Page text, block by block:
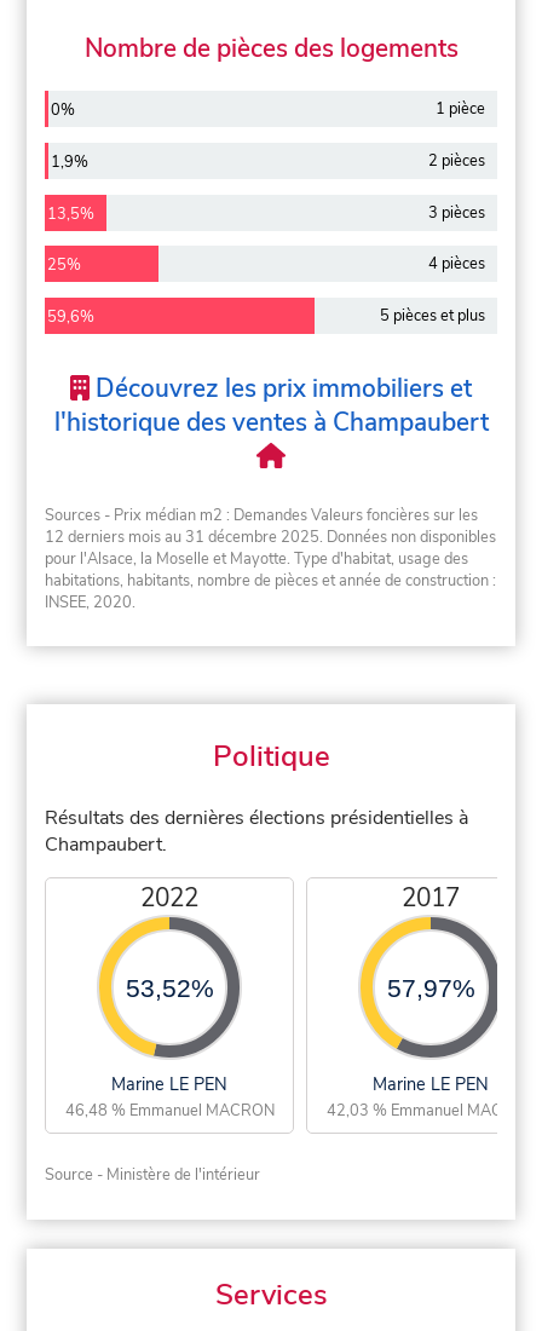
Nombre de pièces des logements
0% 1 pièce
1,9% 2 pièces
13,5% 3 pièces
25% 4 pièces
59,6% 5 pièces et plus
Découvrez les prix immobiliers et
l'historique des ventes à Champaubert
Sources - Prix médian m2 : Demandes Valeurs foncières sur les
12 derniers mois au 31 décembre 2025. Données non disponibles
pour l'Alsace, la Moselle et Mayotte. Type d'habitat, usage des
habitations, habitants, nombre de pièces et année de construction :
INSEE, 2020.
Politique
Résultats des dernières élections présidentielles à
Champaubert.
2022
53,52%
Marine LE PEN
46,48 % Emmanuel MACRON
2017
57,97%
Marine LE PEN
42,03 % Emmanuel MACRON
Source - Ministère de l'intérieur
Services